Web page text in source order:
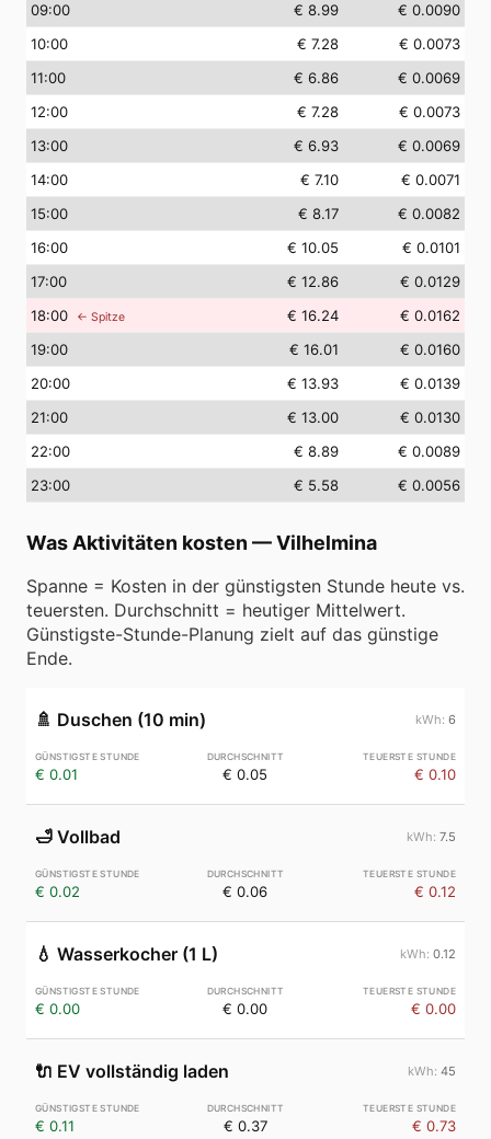
09:00 € 8.99
€ 0.0090
10:00 € 7.28
€ 0.0073
11:00 € 6.86
€ 0.0069
12:00 € 7.28
€ 0.0073
13:00 € 6.93
€ 0.0069
14:00 € 7.10
€ 0.0071
15:00 € 8.17
€ 0.0082
16:00 € 10.05
€ 0.0101
17:00 € 12.86
€ 0.0129
18:00 ← Spitze € 16.24
€ 0.0162
19:00 € 16.01
€ 0.0160
20:00 € 13.93
€ 0.0139
21:00 € 13.00
€ 0.0130
22:00 € 8.89
€ 0.0089
23:00 € 5.58 € 0.0056
Was Aktivitäten kosten —Vilhelmina
Spanne = Kosten in der günstigsten Stunde heute vs.
teuersten. Durchschnitt = heutiger Mittelwert.
Günstigste-Stunde-Planung zielt auf das günstige
Ende.
🚿 Duschen (10 min) 6
€ 0.01 € 0.05 € 0.10
🛁 Vollbad 7.5
€ 0.02 € 0.06 € 0.12
💧 Wasserkocher (1 L) 0.12
€ 0.00 € 0.00 € 0.00
🔌 EV vollständig laden 45
€ 0.11 € 0.37 € 0.73